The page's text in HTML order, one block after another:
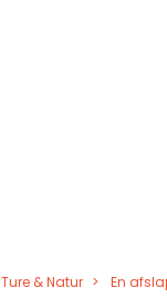
Ture & Natur En